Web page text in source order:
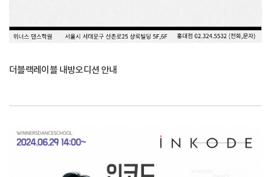
더블랙레이블 내방오디션 안내